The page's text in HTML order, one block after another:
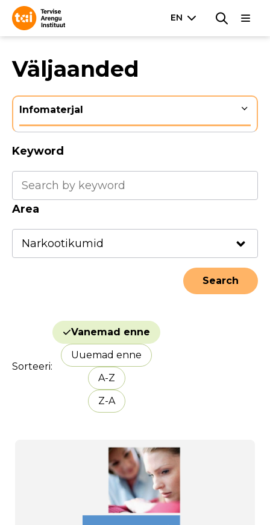
Väljaanded
Infomaterjal
Keyword
Area
Sorteeri
Uuemad enne
Vanemad enne
A-Z
Z-A